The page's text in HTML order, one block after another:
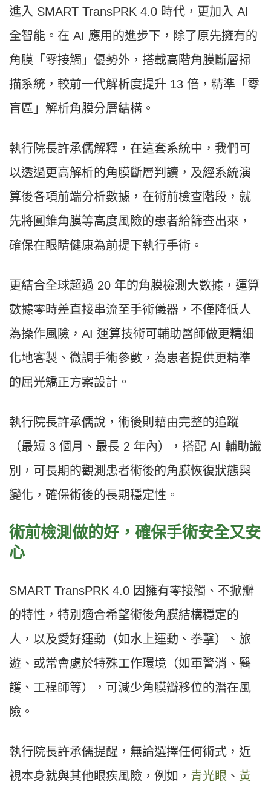
進入 SMART TransPRK 4.0 時代，更加入 AI
全智能。在 AI 應用的進步下，除了原先擁有的
角膜「零接觸」優勢外，搭載高階角膜斷層掃
描系統，較前一代解析度提升 13 倍，精準「零
盲區」解析角膜分層結構。
執行院長許承儒解釋，在這套系統中，我們可
以透過更高解析的角膜斷層判讀，及經系統演
算後各項前端分析數據，在術前檢查階段，就
先將圓錐角膜等高度風險的患者給篩查出來，
確保在眼睛健康為前提下執行手術。
更結合全球超過 20 年的角膜檢測大數據，運算
數據零時差直接串流至手術儀器，不僅降低人
為操作風險，AI 運算技術可輔助醫師做更精細
化地客製、微調手術參數，為患者提供更精準
的屈光矯正方案設計。
執行院長許承儒說，術後則藉由完整的追蹤
（最短 3 個月、最長 2 年內），搭配 AI 輔助識
別，可長期的觀測患者術後的角膜恢復狀態與
變化，確保術後的長期穩定性。
術前檢測做的好，確保手術安全又安
心
SMART TransPRK 4.0 因擁有零接觸、不掀瓣
的特性，特別適合希望術後角膜結構穩定的
人，以及愛好運動（如水上運動、拳擊）、旅
遊、或常會處於特殊工作環境（如軍警消、醫
護、工程師等），可減少角膜瓣移位的潛在風
險。
執行院長許承儒提醒，無論選擇任何術式，近
視本身就與其他眼疾風險，例如， 青光眼 、 黃